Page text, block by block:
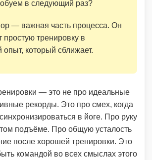
в следующий раз?
— важная часть процесса. Он
простую тренировку в
который сближает.
— это не про идеальные
рекорды. Это про смех, когда
в йоге. Про руку
подъёме. Про общую усталость
после хорошей тренировки. Это
командой во всех смыслах этого